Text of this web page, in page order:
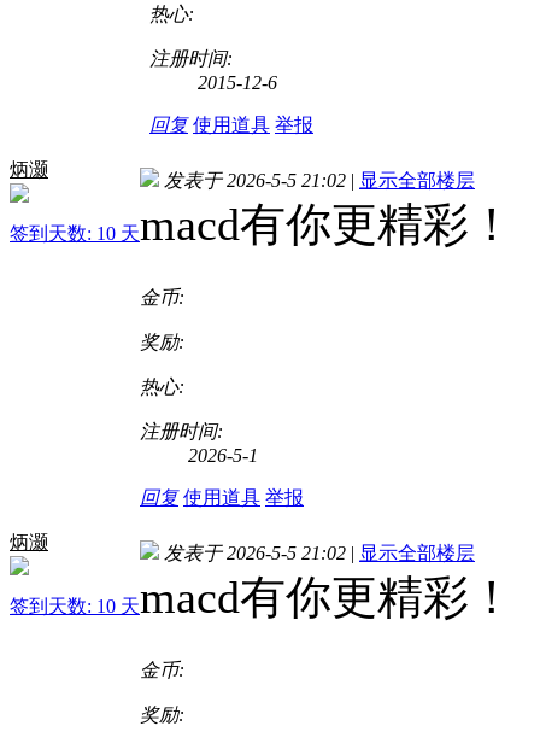
热心:
注册时间:
2015-12-6
回复 使用道具 举报
炳灏
签到天数: 10 天
发表于 2026-5-5 21:02 | 显示全部楼层
macd有你更精彩！
金币:
奖励:
热心:
注册时间:
2026-5-1
回复 使用道具 举报
炳灏
签到天数: 10 天
发表于 2026-5-5 21:02 | 显示全部楼层
macd有你更精彩！
金币:
奖励: